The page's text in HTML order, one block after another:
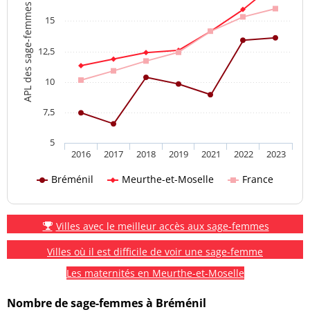
APL des sage-femmes
Bréménil Meurthe-et-Moselle France
2016 2017 2018 2019 2021 2022 2023
5
7,5
10
12,5
15
Villes avec le meilleur accès aux sage-femmes
Villes où il est difficile de voir une sage-femme
Les maternités en Meurthe-et-Moselle
Nombre de sage-femmes à Bréménil